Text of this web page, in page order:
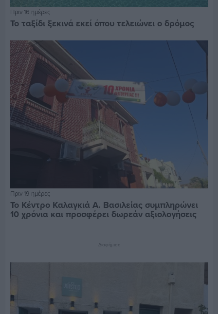
Πριν 16 ημέρες
Το ταξίδι ξεκινά εκεί όπου τελειώνει ο δρόμος
Πριν 19 ημέρες
Το Κέντρο Καλαγκιά Α. Βασιλείας συμπληρώνει
10 χρόνια και προσφέρει δωρεάν αξιολογήσεις
Διαφήμιση